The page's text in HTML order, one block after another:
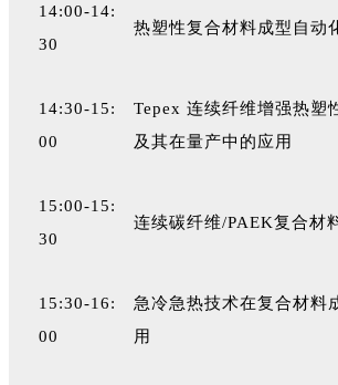
14:00-14:
30
热塑性复合材料成型自动
14:30-15:
00
Tepex 连续纤维增强热塑
及其在量产中的应用
15:00-15:
30
连续碳纤维/PAEK复合材
15:30-16:
00
急冷急热技术在复合材料
用